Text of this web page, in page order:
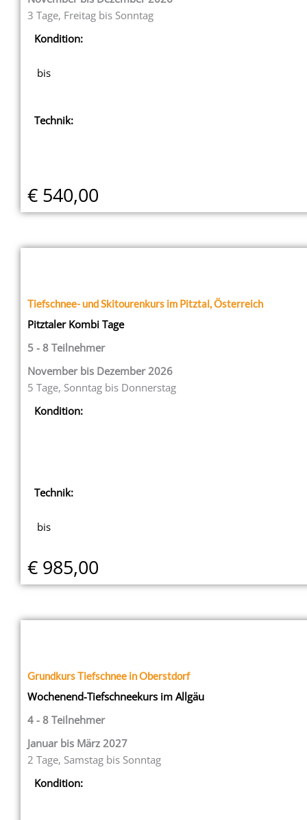
3 Tage, Freitag bis Sonntag
Kondition:
bis
Technik:
€ 540,00
Tiefschnee- und Skitourenkurs im Pitztal, Österreich
Pitztaler Kombi Tage
5 - 8 Teilnehmer
November bis Dezember 2026
5 Tage, Sonntag bis Donnerstag
Kondition:
Technik:
bis
€ 985,00
Grundkurs Tiefschnee in Oberstdorf
Wochenend-Tiefschneekurs im Allgäu
4 - 8 Teilnehmer
Januar bis März 2027
2 Tage, Samstag bis Sonntag
Kondition: